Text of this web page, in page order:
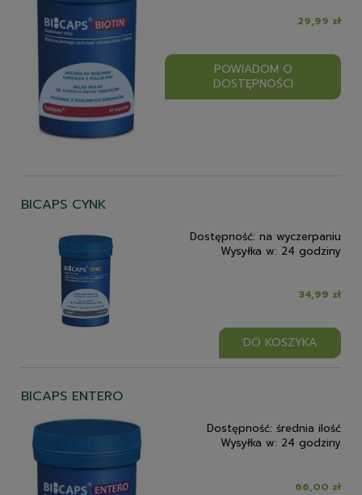
29,99 zł
POWIADOM O
DOSTĘPNOŚCI
BICAPS CYNK
Dostępność: na wyczerpaniu
Wysyłka w: 24 godziny
34,99 zł
DO KOSZYKA
BICAPS ENTERO
Dostępność: średnia ilość
Wysyłka w: 24 godziny
66,00 zł